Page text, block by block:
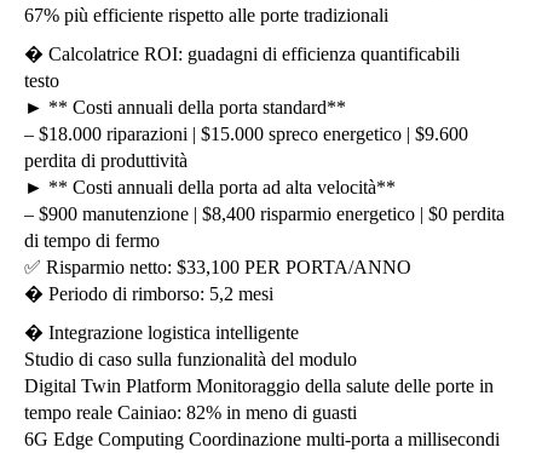
67% più efficiente rispetto alle porte tradizionali
� Calcolatrice ROI: guadagni di efficienza quantificabili
testo
► ** Costi annuali della porta standard**
– $18.000 riparazioni | $15.000 spreco energetico | $9.600
perdita di produttività
► ** Costi annuali della porta ad alta velocità**
– $900 manutenzione | $8,400 risparmio energetico | $0 perdita
di tempo di fermo
✅ Risparmio netto: $33,100 PER PORTA/ANNO
� Periodo di rimborso: 5,2 mesi
� Integrazione logistica intelligente
Studio di caso sulla funzionalità del modulo
Digital Twin Platform Monitoraggio della salute delle porte in
tempo reale Cainiao: 82% in meno di guasti
6G Edge Computing Coordinazione multi-porta a millisecondi